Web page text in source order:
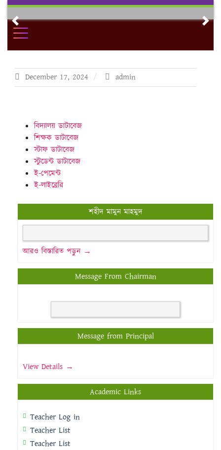
Skip
contentPrevious
December 17, 2024 admin
বিদ্যালয় ডাটাবেজ
শিক্ষক ডাটাবেজ
স্টাফ ডাটাবেজ
স্টুডেন্ট ডাটাবেজ
ই-পেমেন্ট
ই-লাইব্রেরি
শহীদ মামুন মাহমুদ
আরও বিস্তারিত পড়ুন →
Message From Chairman
Message from Principal
View Details →
Academic Links
Teacher Log in
Teacher List
Teacher List